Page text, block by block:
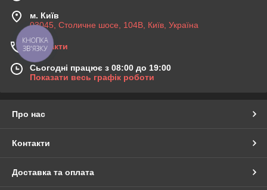
м. Київ
03045, Столичне шосе, 104B, Київ, Україна
Контакти
Сьогодні працює з 08:00 до 19:00
Показати весь графік роботи
Про нас
Контакти
Доставка та оплата
КНОПКА
ЗВ'ЯЗКУ